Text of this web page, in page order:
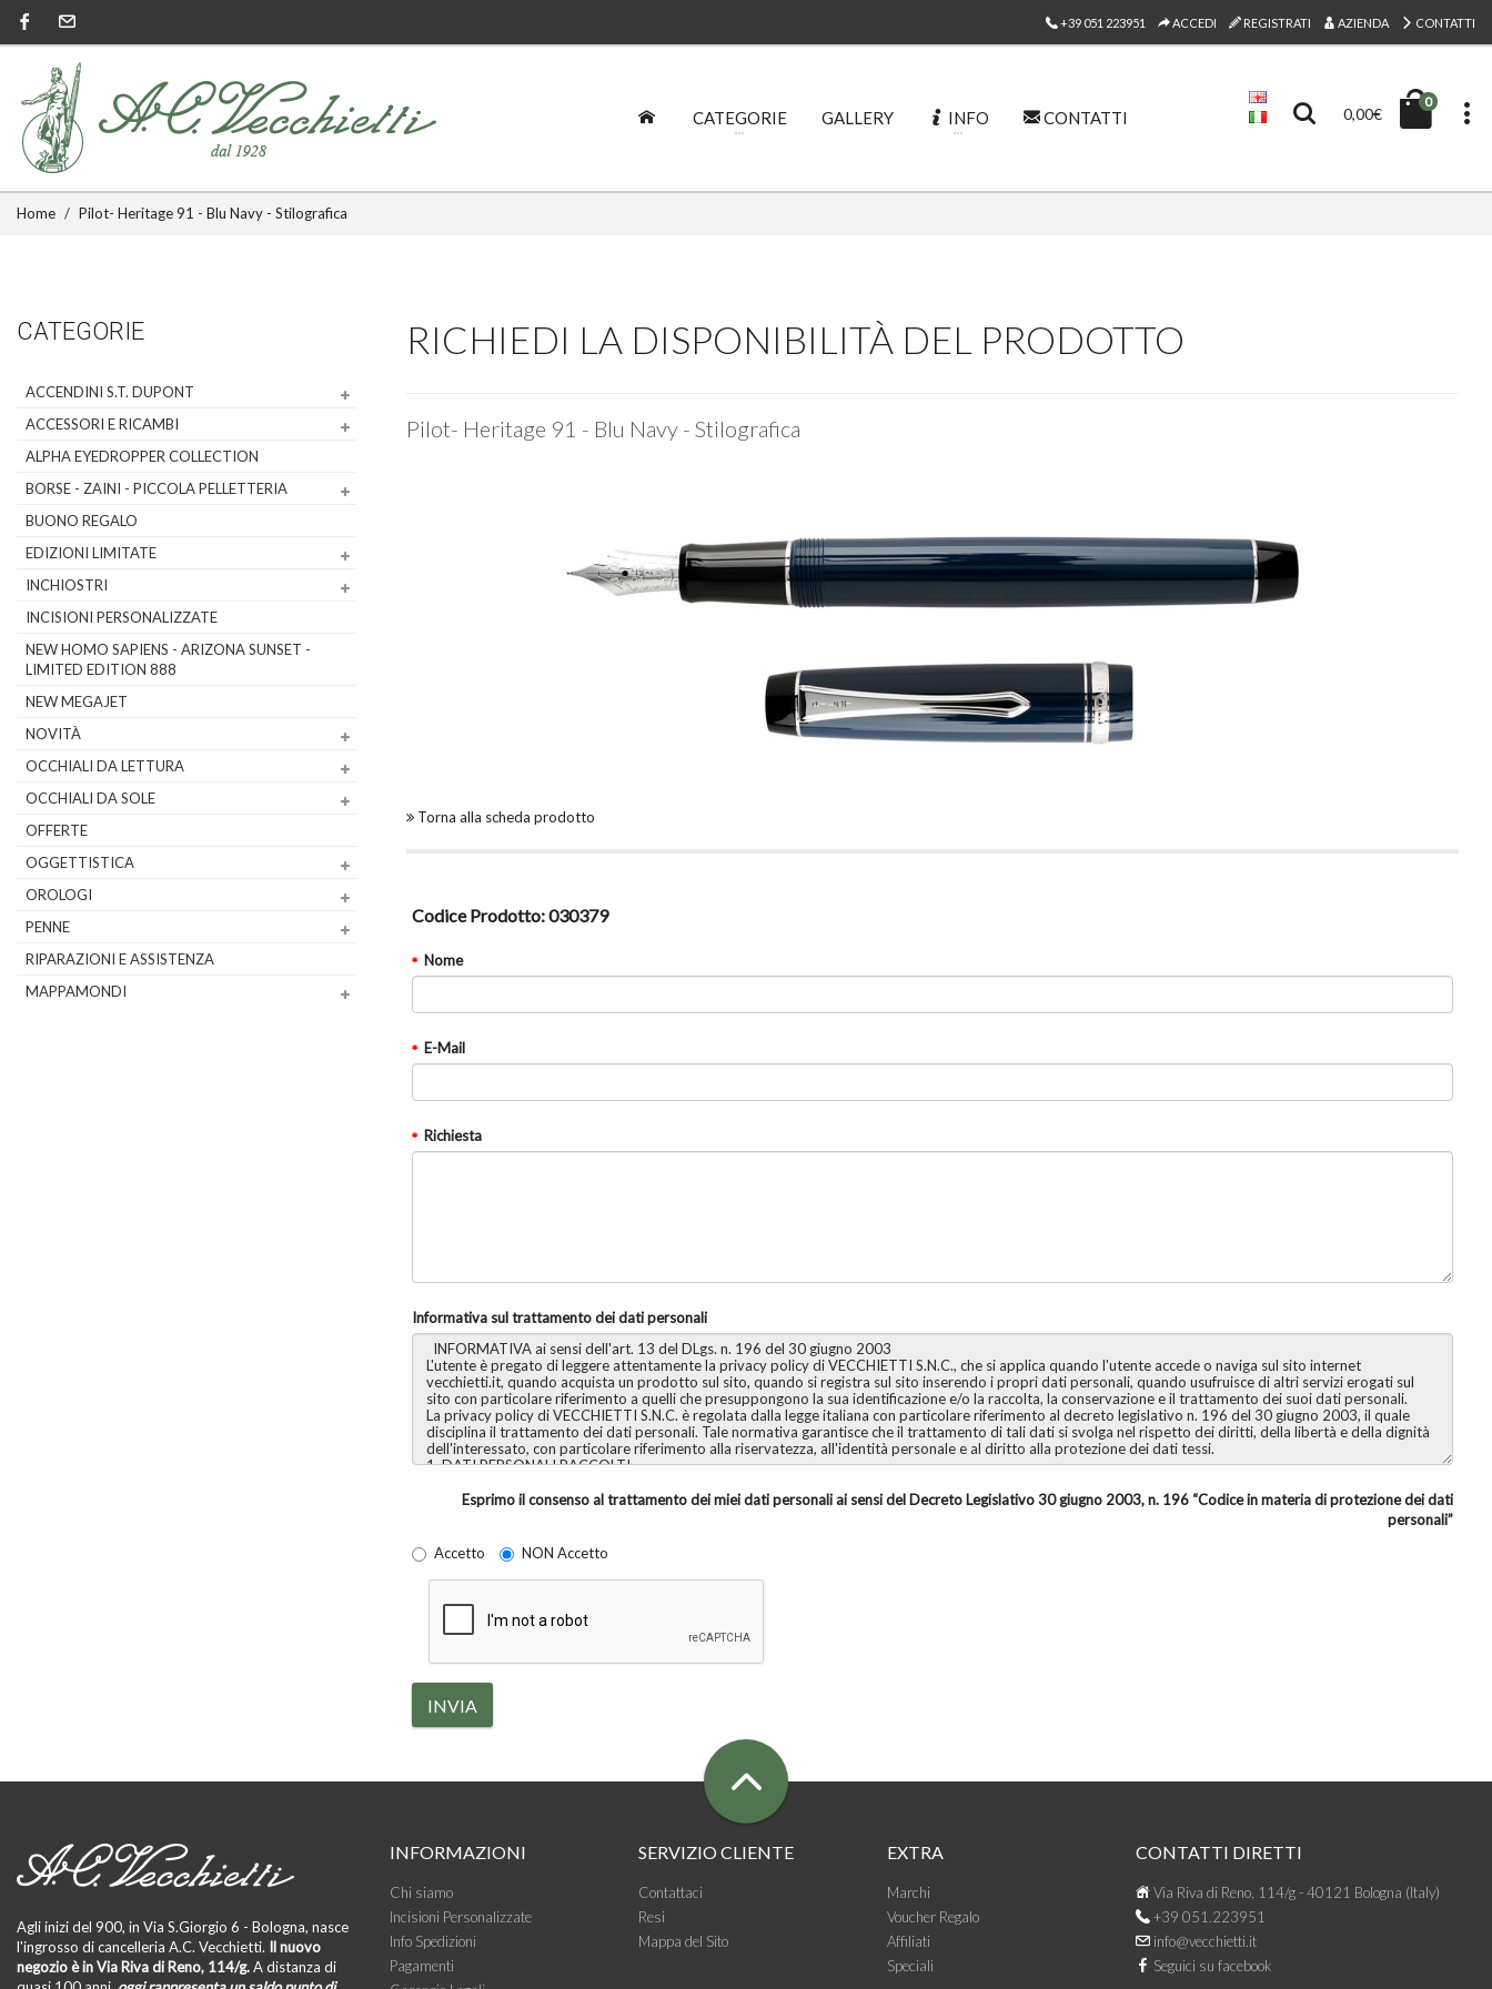
+39 051 223951 ACCEDI REGISTRATI AZIENDA CONTATTI
0,00€
0
CATEGORIE GALLERY INFO CONTATTI
Home Pilot- Heritage 91 - Blu Navy - Stilografica
CATEGORIE
ACCENDINI S.T. DUPONT
ACCESSORI E RICAMBI
ALPHA EYEDROPPER COLLECTION
BORSE - ZAINI - PICCOLA PELLETTERIA
BUONO REGALO
EDIZIONI LIMITATE
INCHIOSTRI
INCISIONI PERSONALIZZATE
NEW HOMO SAPIENS - ARIZONA SUNSET -
LIMITED EDITION 888
NEW MEGAJET
NOVITÀ
OCCHIALI DA LETTURA
OCCHIALI DA SOLE
OFFERTE
OGGETTISTICA
OROLOGI
PENNE
RIPARAZIONI E ASSISTENZA
MAPPAMONDI
RICHIEDI LA DISPONIBILITÀ DEL PRODOTTO
Pilot- Heritage 91 - Blu Navy - Stilografica
Torna alla scheda prodotto
Codice Prodotto:030379
Nome
E-Mail
Richiesta
Informativa sul trattamento dei dati personali
Esprimo il consenso al trattamento dei miei dati personali ai sensi del Decreto Legislativo 30 giugno 2003, n. 196 “Codice in materia di protezione dei dati
personali”
Accetto
NON Accetto
INVIA
Agli inizi del 900, in Via S.Giorgio 6 - Bologna, nasce
l'ingrosso di cancelleria A.C. Vecchietti. Il nuovo
negozio è in Via Riva di Reno, 114/g.A distanza di
INFORMAZIONI
Chi siamo
Incisioni Personalizzate
Info Spedizioni
Pagamenti
SERVIZIO CLIENTE
Contattaci
Resi
Mappa del Sito
EXTRA
Marchi
Voucher Regalo
Affiliati
Speciali
CONTATTI DIRETTI
Via Riva di Reno, 114/g - 40121 Bologna (Italy)
+39 051.223951
info@vecchietti.it
Seguici su facebook